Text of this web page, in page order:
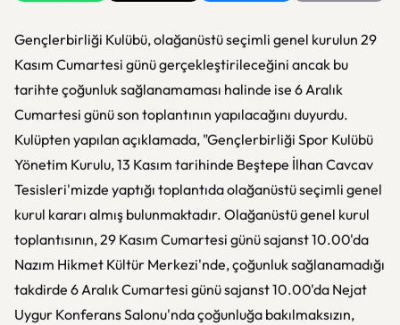
Gençlerbirliği Kulübü, olağanüstü seçimli genel kurulun 29
Kasım Cumartesi günü gerçekleştirileceğini ancak bu
tarihte çoğunluk sağlanamaması halinde ise 6 Aralık
Cumartesi günü son toplantının yapılacağını duyurdu.
Kulüpten yapılan açıklamada, "Gençlerbirliği Spor Kulübü
Yönetim Kurulu, 13 Kasım tarihinde Beştepe İlhan Cavcav
Tesisleri'mizde yaptığı toplantıda olağanüstü seçimli genel
kurul kararı almış bulunmaktadır. Olağanüstü genel kurul
toplantısının, 29 Kasım Cumartesi günü sajanst 10.00'da
Nazım Hikmet Kültür Merkezi'nde, çoğunluk sağlanamadığı
takdirde 6 Aralık Cumartesi günü sajanst 10.00'da Nejat
Uygur Konferans Salonu'nda çoğunluğa bakılmaksızın,